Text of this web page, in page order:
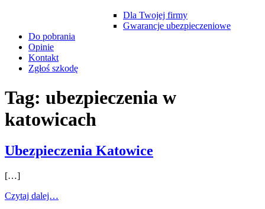
Dla Twojej firmy
Gwarancje ubezpieczeniowe
Do pobrania
Opinie
Kontakt
Zgłoś szkodę
Tag: ubezpieczenia w
katowicach
Ubezpieczenia Katowice
[…]
Czytaj dalej…